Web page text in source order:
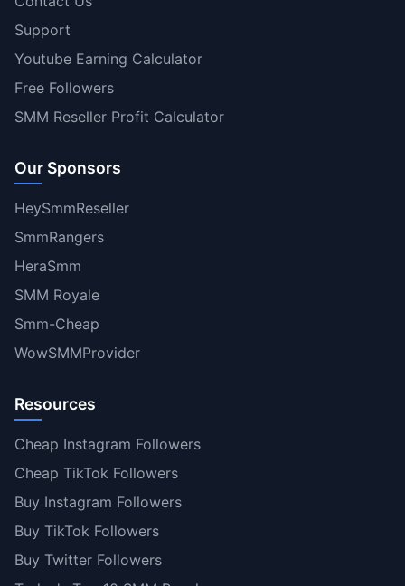
Support
Youtube Earning Calculator
Free Followers
SMM Reseller Profit Calculator
Our Sponsors
HeySmmReseller
SmmRangers
HeraSmm
SMM Royale
Smm-Cheap
WowSMMProvider
Resources
Cheap Instagram Followers
Cheap TikTok Followers
Buy Instagram Followers
Buy TikTok Followers
Buy Twitter Followers